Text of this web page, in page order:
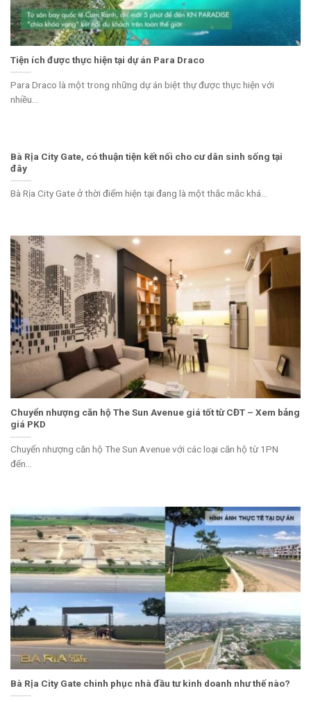
Tiện ích được thực hiện tại dự án Para Draco
Para Draco là một trong những dự án biệt thự được thực hiện với
nhiều...
Bà Rịa City Gate, có thuận tiện kết nối cho cư dân sinh sống tại
đây
Bà Rịa City Gate ở thời điểm hiện tại đang là một thắc mắc khá...
Chuyển nhượng căn hộ The Sun Avenue giá tốt từ CĐT – Xem bảng
giá PKD
Chuyển nhượng căn hộ The Sun Avenue với các loại căn hộ từ 1PN
đến...
Bà Rịa City Gate chinh phục nhà đầu tư kinh doanh như thế nào?